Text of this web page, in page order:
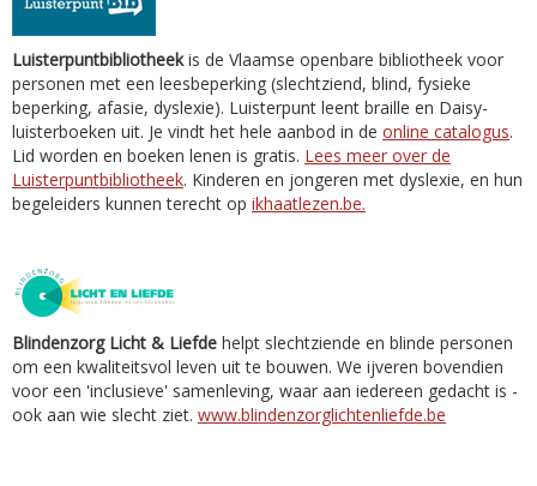
Luisterpuntbibliotheekis de Vlaamse openbare bibliotheek voor
personen met een leesbeperking (slechtziend, blind, fysieke
beperking, afasie, dyslexie). Luisterpunt leent braille en Daisy-
luisterboeken uit. Je vindt het hele aanbod in de online catalogus.
Lid worden en boeken lenen is gratis. Lees meer over de
Luisterpuntbibliotheek. Kinderen en jongeren met dyslexie, en hun
begeleiders kunnen terecht op ikhaatlezen.be.
Blindenzorg Licht & Liefde helpt slechtziende en blinde personen
om een kwaliteitsvol leven uit te bouwen. We ijveren bovendien
voor een 'inclusieve' samenleving, waar aan iedereen gedacht is -
ook aan wie slecht ziet. www.blindenzorglichtenliefde.be